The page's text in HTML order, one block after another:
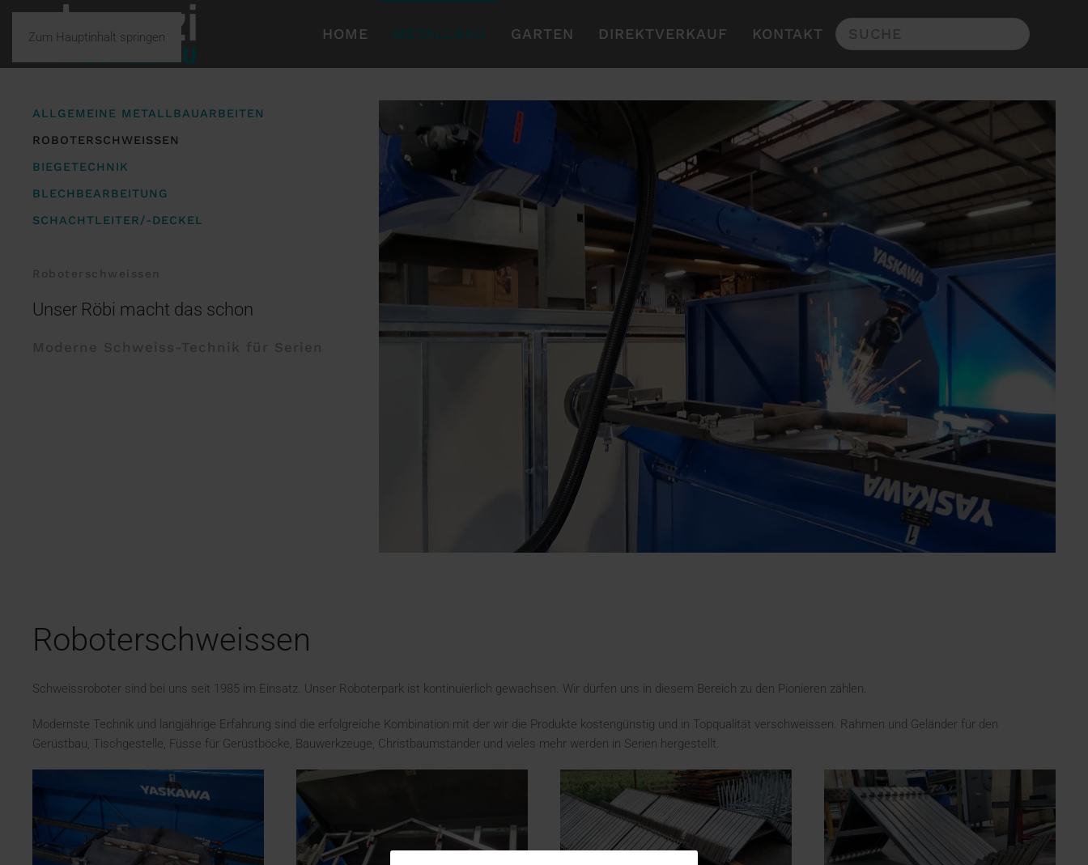
Zum Hauptinhalt springen HOME METALLBAU GARTEN DIREKTVERKAUF KONTAKT
ALLGEMEINE METALLBAUARBEITEN
ROBOTERSCHWEISSEN
BIEGETECHNIK
BLECHBEARBEITUNG
SCHACHTLEITER/-DECKEL
Roboterschweissen
Unser Röbi macht das schon
Roboterschweissen
Schweissroboter sind bei uns seit 1985 im Einsatz. Unser Roboterpark ist kontinuierlich gewachsen. Wir dürfen uns in diesem Bereich zu den Pionieren zählen.
Modernste Technik und langjährige Erfahrung sind die erfolgreiche Kombination mit der wir die Produkte kostengünstig und in Topqualität verschweissen. Rahmen und Geländer für den
Gerüstbau, Tischgestelle, Füsse für Gerüstböcke, Bauwerkzeuge, Christbaumständer und vieles mehr werden in Serien hergestellt.